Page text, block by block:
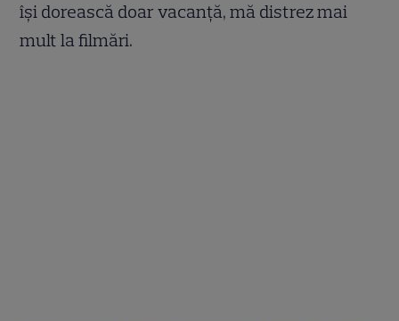
își dorească doar vacanță, mă distrez mai
mult la filmări.